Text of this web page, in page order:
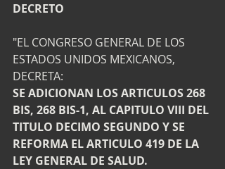
DECRETO
"EL CONGRESO GENERAL DE LOS
ESTADOS UNIDOS MEXICANOS,
DECRETA:
SE ADICIONAN LOS ARTICULOS 268
BIS, 268 BIS-1, AL CAPITULO VIII DEL
TITULO DECIMO SEGUNDO Y SE
REFORMA EL ARTICULO 419 DE LA
LEY GENERAL DE SALUD.